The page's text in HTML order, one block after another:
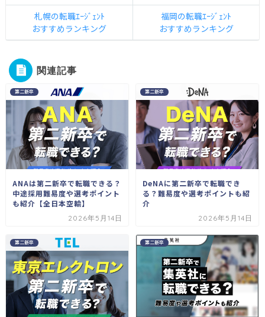
札幌の転職ｴｰｼﾞｪﾝﾄ
おすすめランキング
福岡の転職ｴｰｼﾞｪﾝﾄ
おすすめランキング
関連記事
第二新卒
ANAは第二新卒で転職できる？
中途採用難易度や選考ポイント
も紹介【全日本空輸】
2026年5月14日
第二新卒
DeNAに第二新卒で転職でき
る？難易度や選考ポイントも紹
介
2026年5月14日
第二新卒 第二新卒